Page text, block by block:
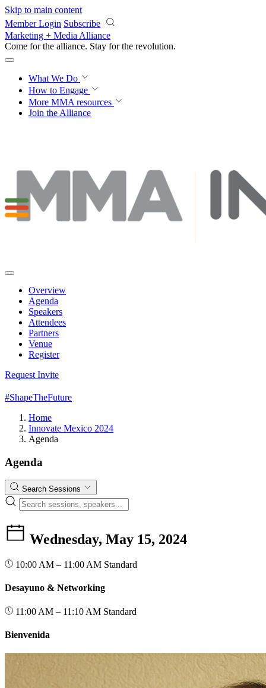
Skip to main content
Member Login Subscribe
Marketing + Media Alliance
Come for the alliance. Stay for the revolution.
What We Do
How to Engage
More MMA resources
Join the Alliance
Overview
Agenda
Speakers
Attendees
Partners
Venue
Register
Request Invite
#ShapeTheFuture
Home
Innovate Mexico 2024
Agenda
Agenda
Search Sessions
Wednesday, May 15, 2024
10:00 AM – 11:00 AM Standard
Desayuno & Networking
11:00 AM – 11:10 AM Standard
Bienvenida